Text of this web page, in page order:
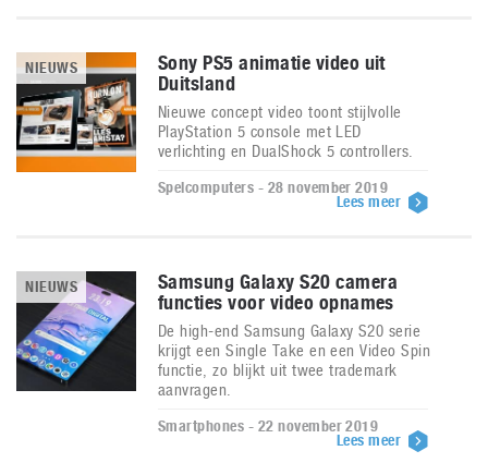
NIEUWS
Sony PS5 animatie video uit
Duitsland
Nieuwe concept video toont stijlvolle
PlayStation 5 console met LED
verlichting en DualShock 5 controllers.
Spelcomputers - 28 november 2019
Lees meer
NIEUWS
Samsung Galaxy S20 camera
functies voor video opnames
De high-end Samsung Galaxy S20 serie
krijgt een Single Take en een Video Spin
functie, zo blijkt uit twee trademark
aanvragen.
Smartphones - 22 november 2019
Lees meer